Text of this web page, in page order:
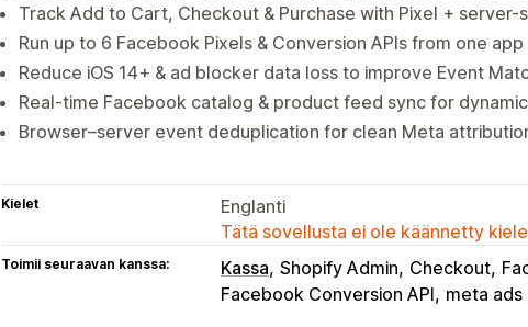
Track Add to Cart, Checkout & Purchase with Pixel + server-
Run up to 6 Facebook Pixels & Conversion APIs from one app
Reduce iOS 14+ & ad blocker data loss to improve Event
Real-time Facebook catalog & product feed sync for
Browser–server event deduplication for clean Meta
Kielet
Englanti
Tätä sovellusta ei ole käännetty
Toimii seuraavan kanssa: Kassa Shopify Admin Checkout
Facebook Conversion API meta